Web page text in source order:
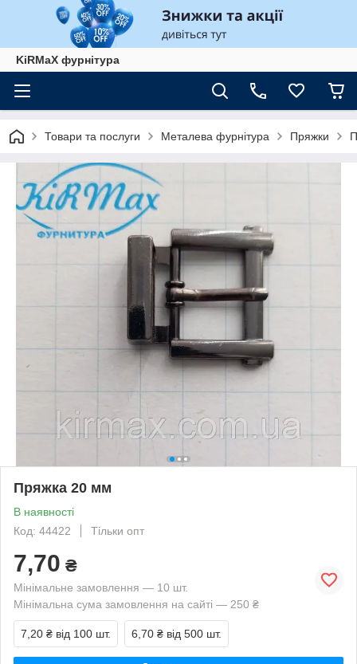
KiRMaХ фурнітура
Товари та послуги Металева фурнітура Пряжки
Пряжка 20 мм
В наявності
Код: 44422
Тільки опт
7,70 ₴
Мінімальне замовлення — 10 шт.
Мінімальна сума замовлення на сайті — 250 ₴
7,20 ₴ від 100 шт. 6,70 ₴ від 500 шт.